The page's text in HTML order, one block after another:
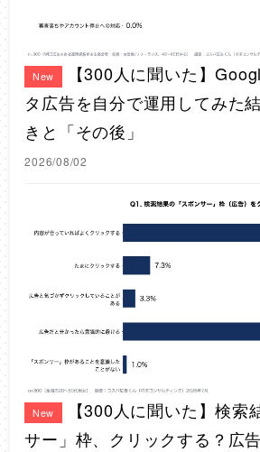
New
【300人に聞いた】
タ広告を自分で運用してみた
きと「その後」
2026/08/02
New
【300人に聞いた】検索
サー」枠、クリックする？広